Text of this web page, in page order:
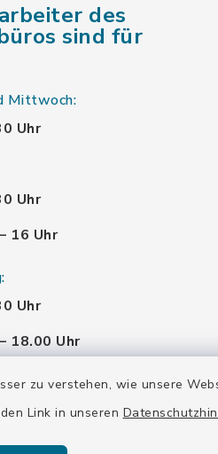
zu verstehen, wie unsere
Link in unseren
des
sind für
Mittwoch:
Uhr
Uhr
16 Uhr
Uhr
18.00 Uhr
Uhr